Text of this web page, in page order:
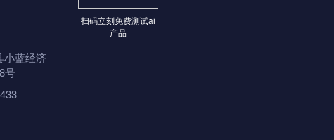
小蓝经济
号
扫码立刻免费测试ai
产品